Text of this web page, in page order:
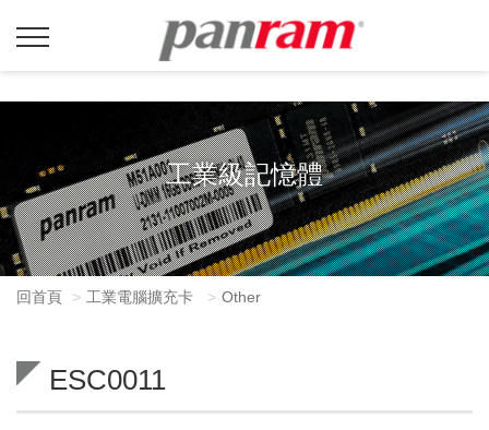
工業級記憶體
回首頁 工業電腦擴充卡 Other
ESC0011